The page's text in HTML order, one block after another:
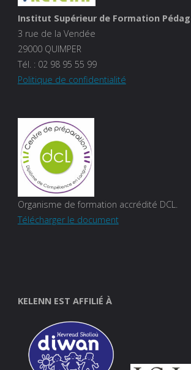
Institut Supérieur de Formation
3 rue de la Vendée
29000 QUIMPER
Tél. : 02 98 95 55 99
Politique de confidentialité
Organisme de formation accrédité DCL.
Télécharger le document
KELENN EST AFFILIÉ À